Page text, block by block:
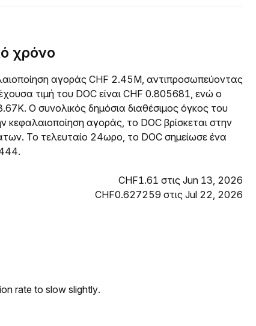
χρόνο
αγοράς CHF 2.45M, αντιπροσωπεύοντας
τιμή του DOC είναι CHF 0.805681, ενώ ο
Ο συνολικός δημόσια διαθέσιμος όγκος του
αγοράς, το DOC βρίσκεται στην
Το τελευταίο 24ωρο, το DOC σημείωσε ένα
CHF1.61 στις Jun 13, 2026
CHF0.627259 στις Jul 22, 2026
rate to slow slightly.